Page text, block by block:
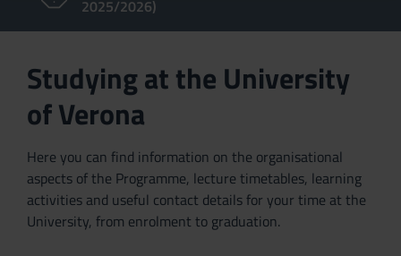
2025/2026)
Studying at the University
of Verona
Here you can find information on the organisational
aspects of the Programme, lecture timetables, learning
activities and useful contact details for your time at the
University, from enrolment to graduation.